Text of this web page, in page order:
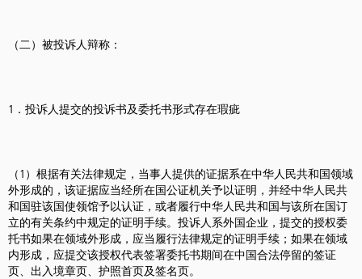
（二）被投诉人辩称：
1．投诉人提交的投诉书及委托书形式存在瑕疵
（1）根据有关法律规定，当事人提供的证据系在中华人民共和国领域
外形成的，该证据应当经所在国公证机关予以证明，并经中华人民共
和国驻该国使领馆予以认证，或者履行中华人民共和国与该所在国订
立的有关条约中规定的证明手续。投诉人系外国企业，提交的授权委
托书如果在领域外形成，应当履行法律规定的证明手续；如果在领域
内形成，应提交该授权代表签署委托书期间在中国合法停留的签证
页、出入境章页、护照首页及签名页。